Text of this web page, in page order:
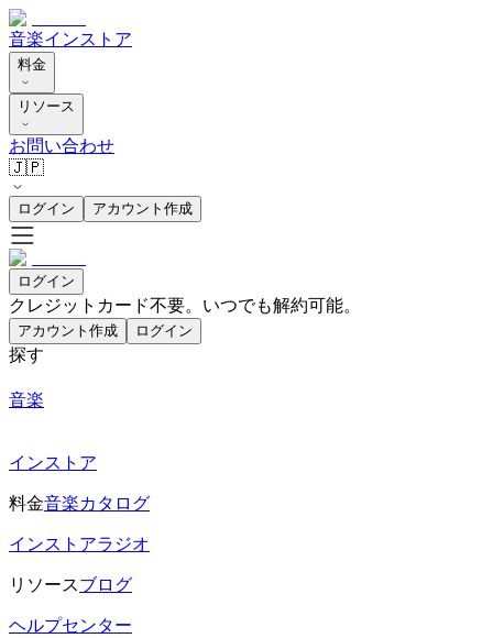
音楽インストア
料金
リソース
お問い合わせ
🇯🇵
ログイン アカウント作成
ログイン
クレジットカード不要。いつでも解約可能。
アカウント作成 ログイン
探す
音楽
インストア
料金音楽カタログ
インストアラジオ
リソースブログ
ヘルプセンター